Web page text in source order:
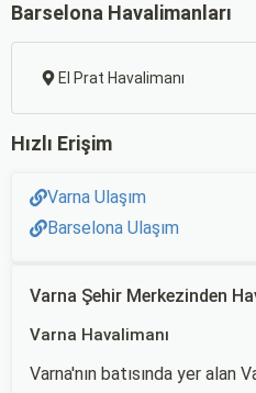
Barselona Havalimanları
El Prat Havalimanı
Hızlı Erişim
Varna Ulaşım
Barselona Ulaşım
Varna Şehir Merkezinden
Varna Havalimanı
Varna'nın batısında yer alan